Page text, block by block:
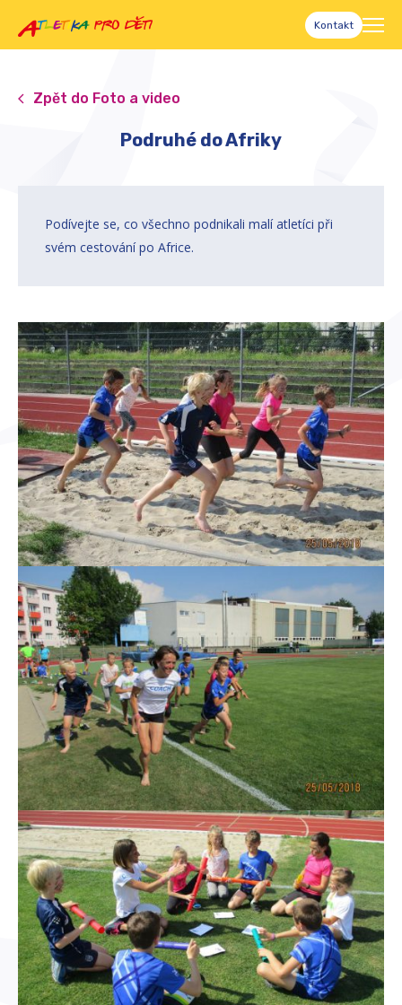
Kontakt
Zpět do Foto a video
Podruhé do Afriky
Podívejte se, co všechno podnikali malí atletíci při
svém cestování po Africe.